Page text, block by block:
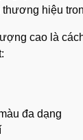
hiệu
cao là
đa dạng